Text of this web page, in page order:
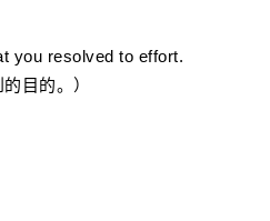
you resolved to effort.
目的。）